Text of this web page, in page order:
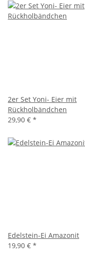
2er Set Yoni- Eier mit
Rückholbändchen
29,90 € *
Edelstein-Ei Amazonit
19,90 € *